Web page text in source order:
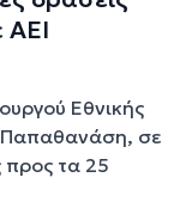
Εθνικής
Παπαθανάση, σε
προς τα 25